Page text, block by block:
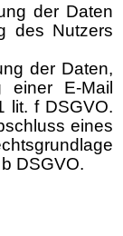
der Daten
des Nutzers
der Daten,
einer E-Mail
lit. f DSGVO.
eines
DSGVO.